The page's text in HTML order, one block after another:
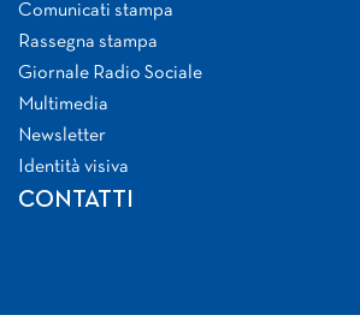
Comunicati stampa
Rassegna stampa
Giornale Radio Sociale
Multimedia
Newsletter
Identità visiva
CONTATTI